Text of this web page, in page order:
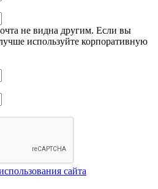
не видна другим. Если вы
используйте корпоративную
сайта